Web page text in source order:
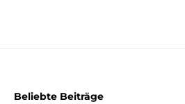
Beliebte Beiträge